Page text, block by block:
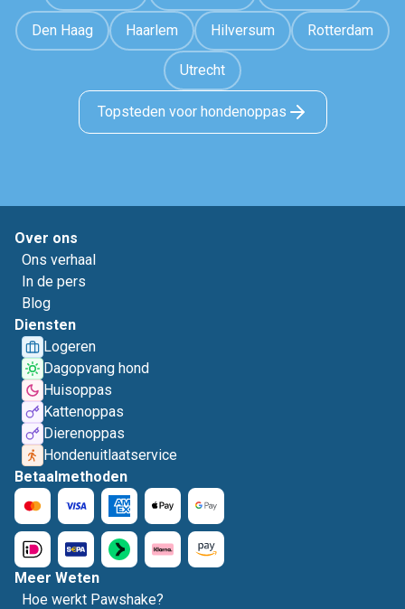
Den Haag Haarlem Hilversum Rotterdam
Utrecht
Topsteden voor hondenoppas
Over ons
Ons verhaal
In de pers
Blog
Diensten
Logeren
Dagopvang hond
Huisoppas
Kattenoppas
Dierenoppas
Hondenuitlaatservice
Betaalmethoden
Meer Weten
Hoe werkt Pawshake?